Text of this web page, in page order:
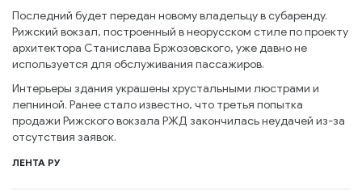
Последний будет передан новому владельцу в субаренду.
Рижский вокзал, построенный в неорусском стиле по проекту
архитектора Станислава Бржозовского, уже давно не
используется для обслуживания пассажиров.
Интерьеры здания украшены хрустальными люстрами и
лепниной. Ранее стало известно, что третья попытка
продажи Рижского вокзала РЖД закончилась неудачей из-за
отсутствия заявок.
ЛЕНТА РУ